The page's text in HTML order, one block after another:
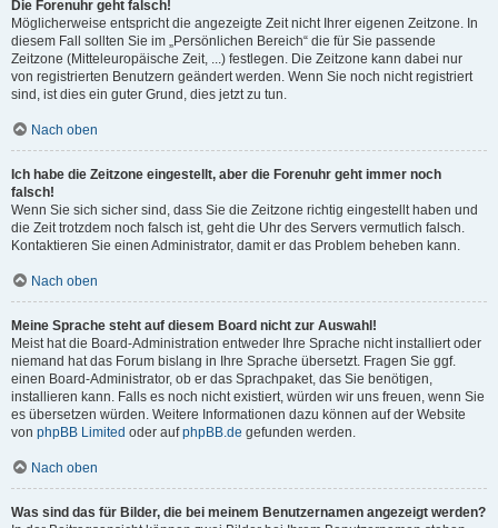
Die Forenuhr geht falsch!
Möglicherweise entspricht die angezeigte Zeit nicht Ihrer eigenen Zeitzone. In
diesem Fall sollten Sie im „Persönlichen Bereich“ die für Sie passende
Zeitzone (Mitteleuropäische Zeit, ...) festlegen. Die Zeitzone kann dabei nur
von registrierten Benutzern geändert werden. Wenn Sie noch nicht registriert
sind, ist dies ein guter Grund, dies jetzt zu tun.
Nach oben
Ich habe die Zeitzone eingestellt, aber die Forenuhr geht immer noch
falsch!
Wenn Sie sich sicher sind, dass Sie die Zeitzone richtig eingestellt haben und
die Zeit trotzdem noch falsch ist, geht die Uhr des Servers vermutlich falsch.
Kontaktieren Sie einen Administrator, damit er das Problem beheben kann.
Nach oben
Meine Sprache steht auf diesem Board nicht zur Auswahl!
Meist hat die Board-Administration entweder Ihre Sprache nicht installiert oder
niemand hat das Forum bislang in Ihre Sprache übersetzt. Fragen Sie ggf.
einen Board-Administrator, ob er das Sprachpaket, das Sie benötigen,
installieren kann. Falls es noch nicht existiert, würden wir uns freuen, wenn Sie
es übersetzen würden. Weitere Informationen dazu können auf der Website
von phpBB Limited oder aufphpBB.de gefunden werden.
Nach oben
Was sind das für Bilder, die bei meinem Benutzernamen angezeigt werden?